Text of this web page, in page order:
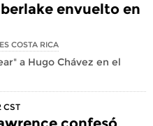
envuelto en
COSTA RICA
a Hugo Chávez en el
CST